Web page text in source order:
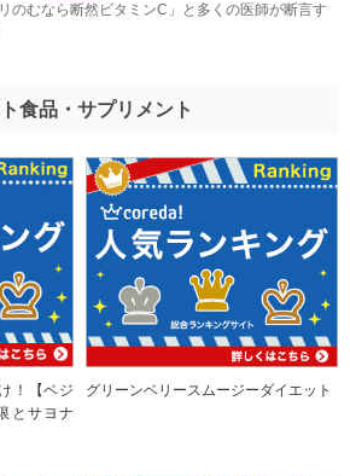
リのむなら断然ビタミンC」と多くの医師が断言す
食品・サプリメント
！【ベジ
とサヨナ
グリーンベリースムージーダイエット